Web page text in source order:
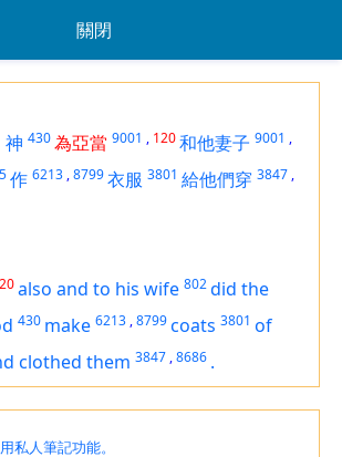
關閉
神 430為亞當 9001 , 120和他妻子 9001 ,
作 6213 ,8799衣服 3801 給他們穿 3847 ,
also and to his wife 802did the
430 make 6213 ,8799coats 3801 of
clothed them 3847 ,8686 .
私人筆記功能。